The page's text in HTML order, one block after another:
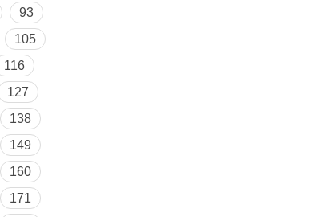
93
105
116
127
138
149
160
171